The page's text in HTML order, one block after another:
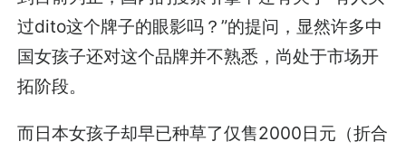
过dito这个牌子的眼影吗？”的提问，显然许多中
国女孩子还对这个品牌并不熟悉，尚处于市场开
拓阶段。
而日本女孩子却早已种草了仅售2000日元（折合